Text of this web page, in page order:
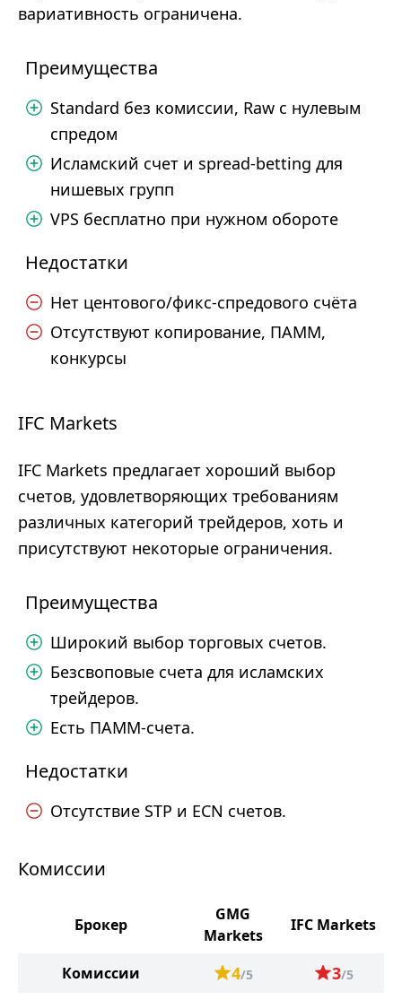
вариативность ограничена.
Преимущества
Standard без комиссии, Raw с нулевым
спредом
Исламский счет и spread-betting для
нишевых групп
VPS бесплатно при нужном обороте
Недостатки
Нет центового/фикс-спредового счёта
Отсутствуют копирование, ПАММ,
конкурсы
IFC Markets
IFC Markets предлагает хороший выбор
счетов, удовлетворяющих требованиям
различных категорий трейдеров, хоть и
присутствуют некоторые ограничения.
Преимущества
Широкий выбор торговых счетов.
Безсвоповые счета для исламских
трейдеров.
Есть ПАММ-счета.
Недостатки
Отсутствие STP и ECN счетов.
Комиссии
Брокер
GMG
Markets
IFC Markets
Комиссии 4/5 3/5